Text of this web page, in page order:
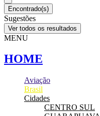
Encontrado(s)
Sugestões
Ver todos os resultados
MENU
HOME
Aviação
Brasil
Cidades
CENTRO SUL